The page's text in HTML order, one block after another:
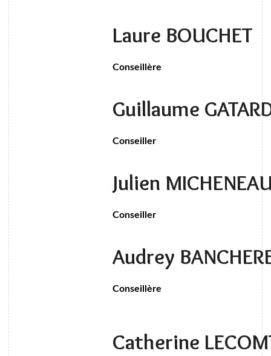
Laure BOUCHET
Conseillère
Guillaume
Conseiller
Julien
Conseiller
Audrey
Conseillère
Catherine